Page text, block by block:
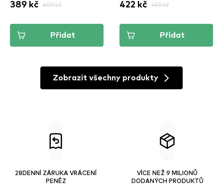
389 kč 409 kč
Přidat
422 kč 459 kč
Přidat
Zobrazit všechny produkty
28DENNÍ ZÁRUKA VRÁCENÍ
PENĚZ
VÍCE NEŽ 9 MILIONŮ
DODANÝCH PRODUKTŮ